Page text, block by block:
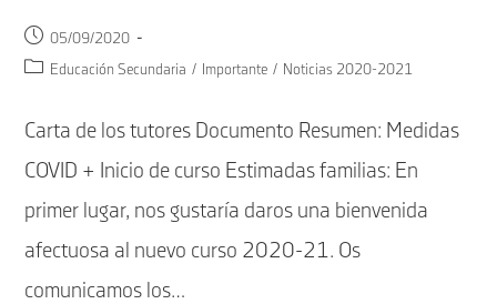
Publicación
de
05/09/2020
Categoría
entrada:
Educación Secundaria / Importante / Noticias 2020-2021
Carta de los tutores Documento Resumen: Medidas
COVID + Inicio de curso Estimadas familias: En
primer lugar, nos gustaría daros una bienvenida
afectuosa al nuevo curso 2020-21. Os
comunicamos los…